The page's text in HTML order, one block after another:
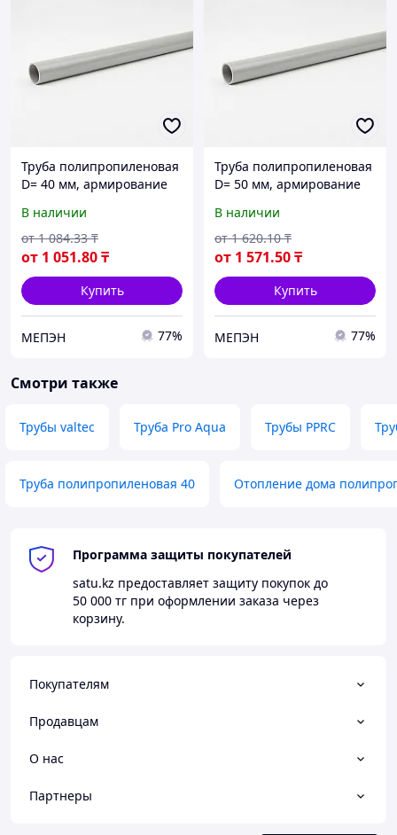
Труба полипропиленовая
D= 40 мм, армирование
В наличии
от 1 051.80₸
от 1 084.33 ₸
Купить
МЕПЭН 77%
Труба полипропиленовая
D= 50 мм, армирование
В наличии
от 1 571.50₸
от 1 620.10 ₸
Купить
МЕПЭН 77%
Смотри также
Трубы valtec Труба Pro Aqua Трубы PPRC
Труба полипропиленовая 40 Отопление дома
Программа защиты покупателей
satu.kz предоставляет защиту покупок до
50 000 тг при оформлении заказа через
корзину.
Покупателям
Продавцам
О нас
Партнеры